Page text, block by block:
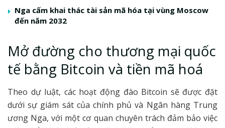
Nga cấm khai thác tài sản mã hóa tại vùng Moscow
đến năm 2032
Mở đường cho thương mại quốc
tế bằng Bitcoin và tiền mã hoá
Theo dự luật, các hoạt động đào Bitcoin sẽ được đặt
dưới sự giám sát của chính phủ và Ngân hàng Trung
ương Nga, với một cơ quan chuyên trách đảm bảo việc